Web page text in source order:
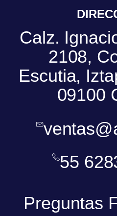
Calz.
2108,
Escutia,
09100
55
Preguntas